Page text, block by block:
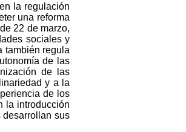
la regulación
una reforma
22 de marzo,
sociales y
también regula
de las
de las
y a la
de los
la introducción
sus